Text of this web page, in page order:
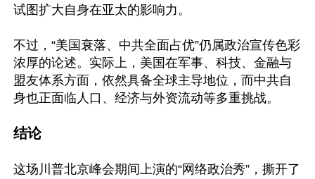
试图扩大自身在亚太的影响力。
不过，“美国衰落、中共全面占优”仍属政治宣传色彩
浓厚的论述。实际上，美国在军事、科技、金融与
盟友体系方面，依然具备全球主导地位，而中共自
身也正面临人口、经济与外资流动等多重挑战。
结论
这场川普北京峰会期间上演的“网络政治秀”，撕开了